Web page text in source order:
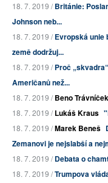
18. 7. 2019 /Británie:
Johnson neb...
18. 7. 2019 /Evropská unie
země dodržuj...
18. 7. 2019 /Proč
Američanů než...
18. 7. 2019 /Beno
18. 7. 2019 /Lukáš Kraus
18. 7. 2019 /Marek Beneš
Zemanovi je nejslabší a
18. 7. 2019 /Debata o
18. 7. 2019 /Trumpova